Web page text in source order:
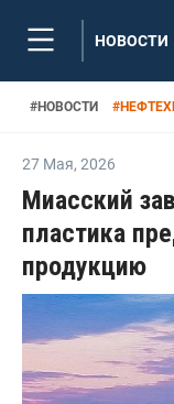
НОВОСТИ
#НОВОСТИ #
27 Мая, 2026
Миасский
пластика
продукцию